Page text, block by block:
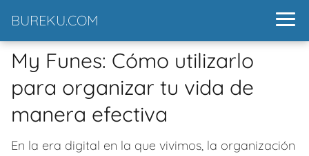
BUREKU.COM
My Funes: Cómo utilizarlo
para organizar tu vida de
manera efectiva
En la era digital en la que vivimos, la organización